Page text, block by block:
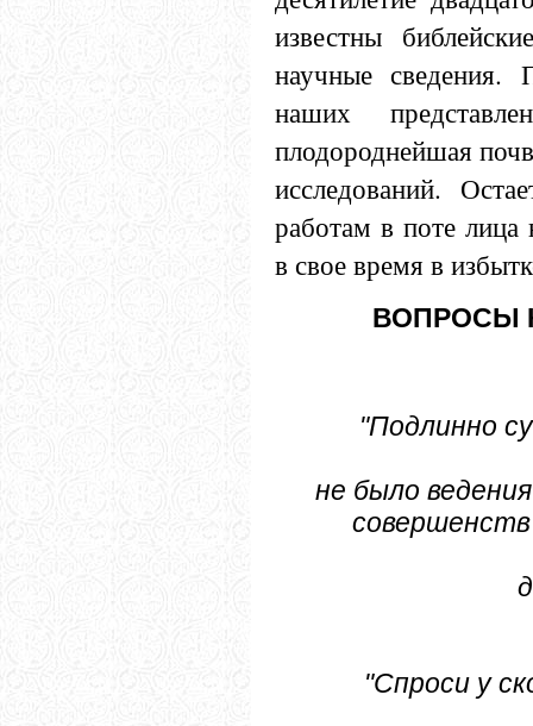
известны
научные сведения.
наших
плодороднейшая
исследований.
работам в поте лица
в свое время в
ВОПРОСЫ
"Подлинно
не было
"Спроси у